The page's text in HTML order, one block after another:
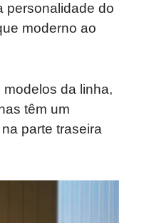
personalidade do
moderno ao
da linha,
têm um
parte traseira